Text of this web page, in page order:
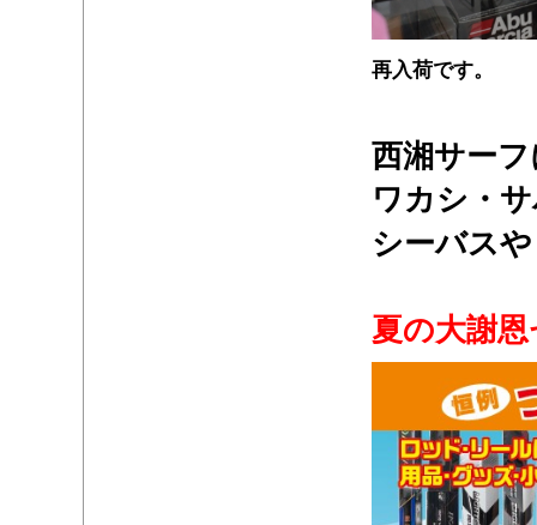
再入荷です。
西湘サー
ワカシ・
シーバス
夏の大謝